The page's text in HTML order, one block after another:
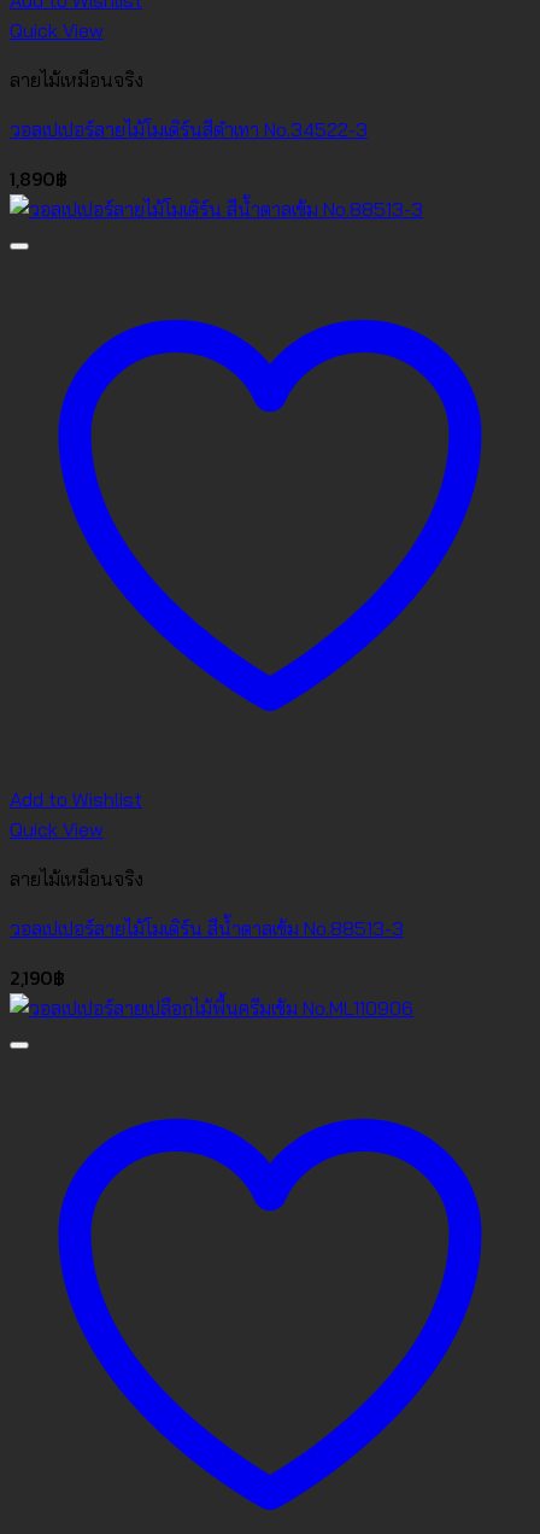
Quick View
ลายไม้เหมือนจริง
วอลเปเปอร์ลายไม้โมเดิร์นสีดำเทา No.34522-3
1,890฿
Add to Wishlist
Quick View
ลายไม้เหมือนจริง
วอลเปเปอร์ลายไม้โมเดิร์น สีน้ำตาลเข้ม No.88513-3
2,190฿